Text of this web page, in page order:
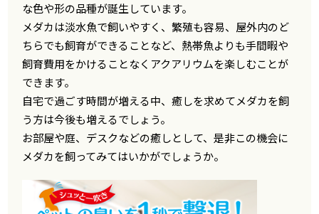
な色や形の品種が誕生しています。
メダカは淡水魚で飼いやすく、繁殖も容易、屋外内のど
ちらでも飼育ができることなど、熱帯魚よりも手間暇や
飼育費用をかけることなくアクアリウムを楽しむことが
できます。
自宅で過ごす時間が増える中、癒しを求めてメダカを飼
う方は今後も増えるでしょう。
お部屋や庭、デスクなどの癒しとして、是非この機会に
メダカを飼ってみてはいかがでしょうか。